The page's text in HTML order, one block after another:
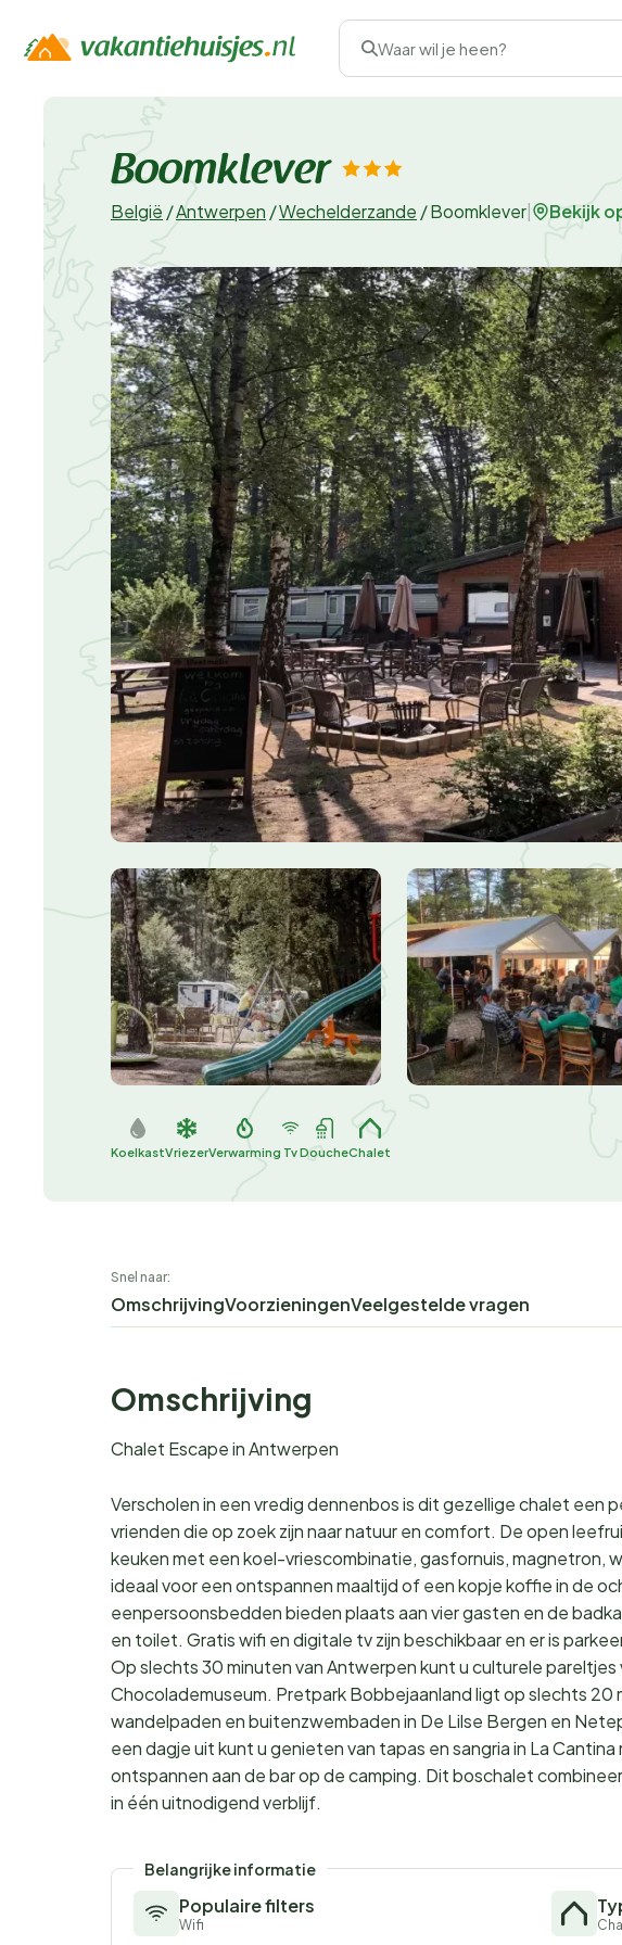
Waar wil je heen?
Boomklever
België /Antwerpen /Wechelderzande /Boomklever Bekijk
KoelkastVriezerVerwarming TvDoucheChalet
Snel naar:
OmschrijvingVoorzieningenVeelgestelde vragen
Omschrijving
Chalet Escape in Antwerpen
Verscholen in een vredig dennenbos is dit gezellige chalet
vrienden die op zoek zijn naar natuur en comfort. De open
keuken met een koel-vriescombinatie, gasfornuis,
ideaal voor een ontspannen maaltijd of een kopje koffie in de
eenpersoonsbedden bieden plaats aan vier gasten en de
en toilet. Gratis wifi en digitale tv zijn beschikbaar en er is
Op slechts 30 minuten van Antwerpen kunt u culturele
Chocolademuseum. Pretpark Bobbejaanland ligt op slechts
wandelpaden en buitenzwembaden in De Lilse Bergen en
een dagje uit kunt u genieten van tapas en sangria in La
ontspannen aan de bar op de camping. Dit boschalet
in één uitnodigend verblijf.
Belangrijke informatie
Populaire filters
Wifi